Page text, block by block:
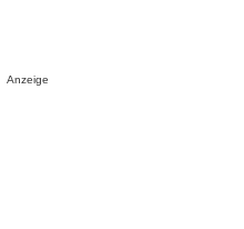
Anzeige